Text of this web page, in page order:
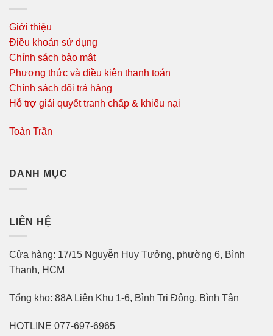
Giới thiệu
Điều khoản sử dụng
Chính sách bảo mật
Phương thức và điều kiện thanh toán
Chính sách đổi trả hàng
Hỗ trợ giải quyết tranh chấp & khiếu nại
Toàn Trần
DANH MỤC
LIÊN HỆ
Cửa hàng: 17/15 Nguyễn Huy Tưởng, phường 6, Bình
Thạnh, HCM
Tổng kho: 88A Liên Khu 1-6, Bình Trị Đông, Bình Tân
HOTLINE 077-697-6965